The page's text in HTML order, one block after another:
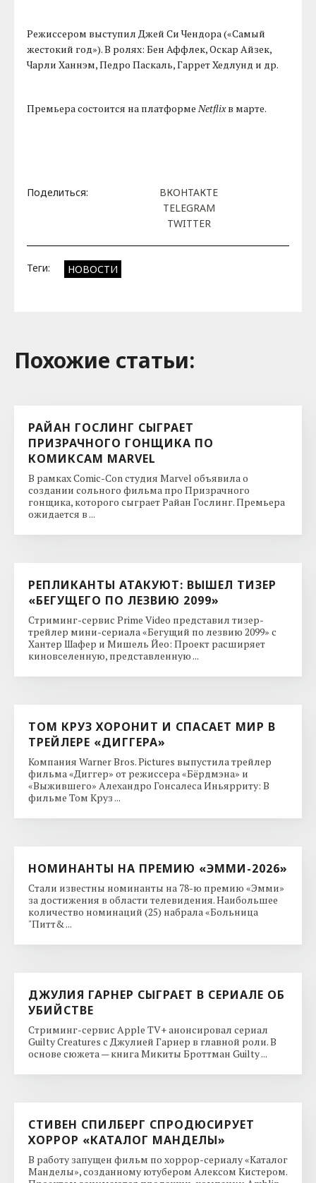
Режиссером выступил Джей Си Чендора («Самый
жестокий год»). В ролях: Бен Аффлек, Оскар Айзек,
Чарли Ханнэм, Педро Паскаль, Гаррет Хедлунд и др.
Премьера состоится на платформеNetflixв марте.
Поделиться:
ВКОНТАКТЕ
TELEGRAM
TWITTER
Теги: НОВОСТИ
Похожие cтатьи:
РАЙАН ГОСЛИНГ СЫГРАЕТ
ПРИЗРАЧНОГО ГОНЩИКА ПО
КОМИКСАМ MARVEL
В рамках Comic-Con студия Marvel объявила о
создании сольного фильма про Призрачного
гонщика, которого сыграет Райан Гослинг. Премьера
ожидается в ...
РЕПЛИКАНТЫ АТАКУЮТ: ВЫШЕЛ ТИЗЕР
«БЕГУЩЕГО ПО ЛЕЗВИЮ 2099»
Стриминг-сервис Prime Video представил тизер-
трейлер мини-сериала «Бегущий по лезвию 2099» с
Хантер Шафер и Мишель Йео: Проект расширяет
киновселенную, представленную ...
ТОМ КРУЗ ХОРОНИТ И СПАСАЕТ МИР В
ТРЕЙЛЕРЕ «ДИГГЕРА»
Компания Warner Bros. Pictures выпустила трейлер
фильма «Диггер» от режиссера «Бёрдмэна» и
«Выжившего» Алехандро Гонсалеса Иньярриту: В
фильме Том Круз ...
НОМИНАНТЫ НА ПРЕМИЮ «ЭММИ-2026»
Стали известны номинанты на 78-ю премию «Эмми»
за достижения в области телевидения. Наибольшее
количество номинаций (25) набрала «Больница
"Питт& ...
ДЖУЛИЯ ГАРНЕР СЫГРАЕТ В СЕРИАЛЕ ОБ
УБИЙСТВЕ
Стриминг-сервис Apple TV+ анонсировал сериал
Guilty Creatures с Джулией Гарнер в главной роли. В
основе сюжета — книга Микиты Броттман Guilty ...
СТИВЕН СПИЛБЕРГ СПРОДЮСИРУЕТ
ХОРРОР «КАТАЛОГ МАНДЕЛЫ»
В работу запущен фильм по хоррор-сериалу «Каталог
Манделы», созданному ютубером Алексом Кистером.